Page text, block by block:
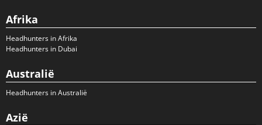
Afrika
Headhunters in Afrika
Headhunters in Dubai
Australië
Headhunters in Australië
Azië